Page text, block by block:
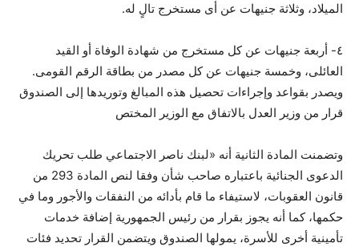
الميلاد، وثلاثة جنيهات عن أى مستخرج تالٍ له.
٤- أربعة جنيهات عن كل مستخرج من شهادة الوفاة أو القيد
العائلى، وخمسة جنيهات عن كل مصدر من بطاقة الرقم القومى.
ويصدر بقواعد وإجراءات تحصيل هذه المبالغ وتوريدها إلى الصندوق
قرار من وزير العدل بالاتفاق مع الوزير المختص
وتضمنت المادة الثانية أنه «لبنك ناصر الاجتماعي طلب تحريك
الدعوى الجنائية باعتباره صاحب شأن وفقا لنص المادة 293 من
قانون العقوبات، لاستيفاء ما قام بأدائه من النفقات والأجور وما في
حكمها، كما أنه يجوز بقرار من رئيس الجمهورية إضافة خدمات
تأمينية أخرى للأسرة، يمولها الصندوق ويتضمن القرار تحديد فئات